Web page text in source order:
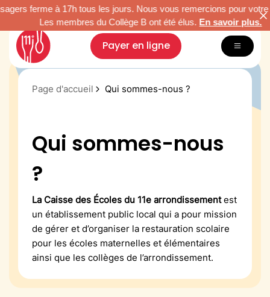
ferme à 17h tous les jours. Nous vous remercions pour votre
Les membres du Collège B ont été élus.En savoir plus.
Payer en ligne
Inscription & tarifs
Nous connaître
Vacances Arc-en-Ciel
Page d'accueil Qui sommes-nous ?
Qui sommes-nous
?
La Caisse des Écoles du 11e arrondissementest
un établissement public local qui a pour mission
de gérer et d’organiser la restauration scolaire
pour les écoles maternelles et élémentaires
ainsi que les collèges de l’arrondissement.